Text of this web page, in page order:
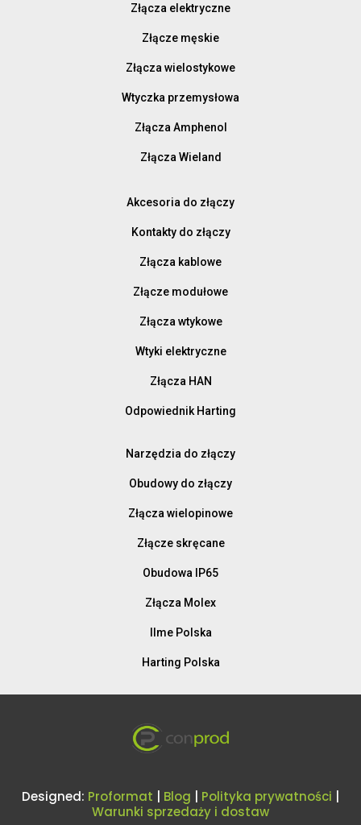
Złącza elektryczne
Złącze męskie
Złącza wielostykowe
Wtyczka przemysłowa
Złącza Amphenol
Złącza Wieland
Akcesoria do złączy
Kontakty do złączy
Złącza kablowe
Złącze modułowe
Złącza wtykowe
Wtyki elektryczne
Złącza HAN
Odpowiednik Harting
Narzędzia do złączy
Obudowy do złączy
Złącza wielopinowe
Złącze skręcane
Obudowa IP65
Złącza Molex
Ilme Polska
Harting Polska
Designed: Proformat Blog Polityka prywatności
Warunki sprzedaży i dostaw